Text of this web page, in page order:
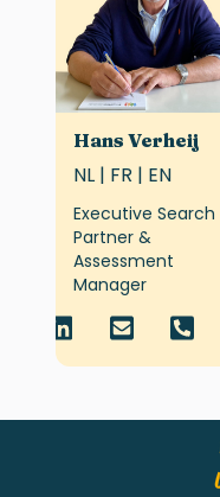
Hans Verheij
NL | FR | EN
Executive Search
Partner &
Assessment
Manager